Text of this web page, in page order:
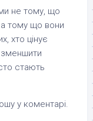
не тому, що
а тому що вони
хто цінує
зменшити
стають
у коментарі.